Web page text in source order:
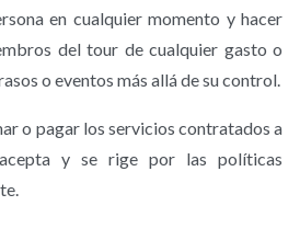
en cualquier momento y hacer
del tour de cualquier gasto o
o eventos más allá de su control.
o pagar los servicios contratados a
y se rige por las políticas